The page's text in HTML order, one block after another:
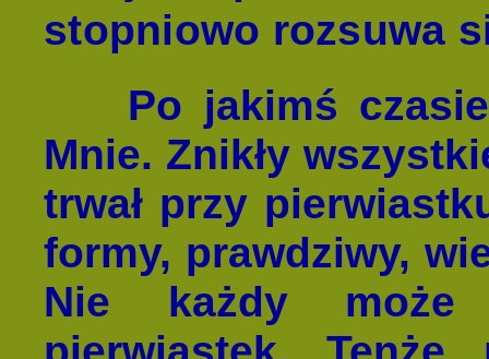
stopniowo rozsuwa
Po jakimś
Mnie. Znikły
trwał przy
formy, prawdziwy,
Nie każdy